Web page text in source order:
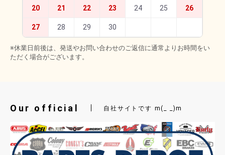
20 21 22 23 24 25 26
27 28 29 30
※休業日前後は、発送やお問い合わせのご返信に通常よりお時間をい
ただく場合がございます。
Our official 自社サイトです m(_ _)m